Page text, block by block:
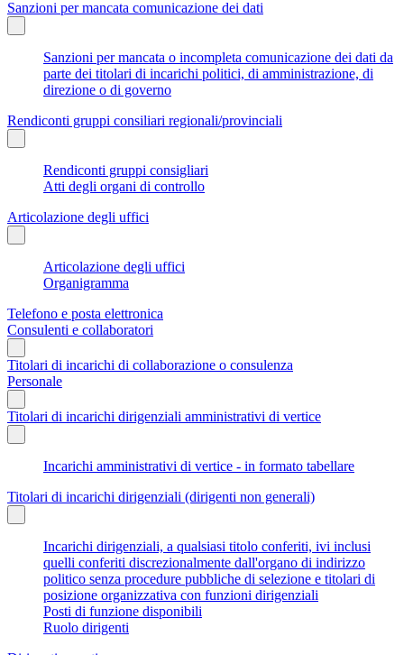
Sanzioni per mancata comunicazione dei dati
Sanzioni per mancata o incompleta comunicazione dei dati da
parte dei titolari di incarichi politici, di amministrazione, di
direzione o di governo
Rendiconti gruppi consiliari regionali/provinciali
Rendiconti gruppi consigliari
Atti degli organi di controllo
Articolazione degli uffici
Articolazione degli uffici
Organigramma
Telefono e posta elettronica
Consulenti e collaboratori
Titolari di incarichi di collaborazione o consulenza
Personale
Titolari di incarichi dirigenziali amministrativi di vertice
Incarichi amministrativi di vertice - in formato tabellare
Titolari di incarichi dirigenziali (dirigenti non generali)
Incarichi dirigenziali, a qualsiasi titolo conferiti, ivi inclusi
quelli conferiti discrezionalmente dall'organo di indirizzo
politico senza procedure pubbliche di selezione e titolari di
posizione organizzativa con funzioni dirigenziali
Posti di funzione disponibili
Ruolo dirigenti